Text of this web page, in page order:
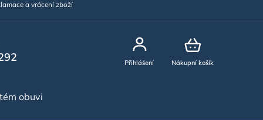
a vrácení zboží
Nákupní košík
Přihlášení
obuvi